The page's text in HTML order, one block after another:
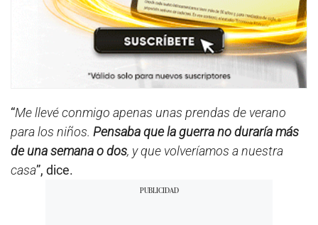
“Me llevé conmigo apenas unas prendas de verano
para los niños. Pensaba que la guerra no duraría más
de una semana o dos, y que volveríamos a nuestra
casa”, dice.